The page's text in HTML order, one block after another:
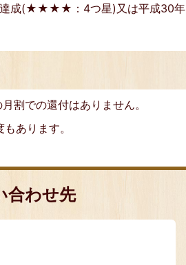
達成(★★★★：4つ星)又は平成30年
割での還付はありません。
あります。
合わせ先